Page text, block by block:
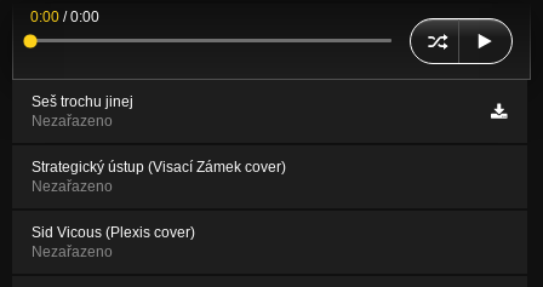
0:00 /0:00
Seš trochu jinej
Nezařazeno
Strategický ústup (Visací Zámek cover)
Nezařazeno
Sid Vicous (Plexis cover)
Nezařazeno